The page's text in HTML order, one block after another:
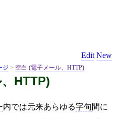
Edit New
ジ > 空白 (電子メール、HTTP)
HTTP)
内では元来あらゆる字句間に